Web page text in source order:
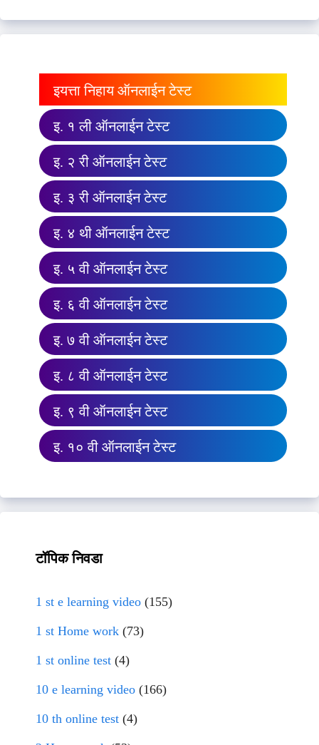
इयत्ता निहाय ऑनलाईन टेस्ट
इ. १ ली ऑनलाईन टेस्ट
इ. २ री ऑनलाईन टेस्ट
इ. ३ री ऑनलाईन टेस्ट
इ. ४ थी ऑनलाईन टेस्ट
इ. ५ वी ऑनलाईन टेस्ट
इ. ६ वी ऑनलाईन टेस्ट
इ. ७ वी ऑनलाईन टेस्ट
इ. ८ वी ऑनलाईन टेस्ट
इ. ९ वी ऑनलाईन टेस्ट
इ. १० वी ऑनलाईन टेस्ट
टॉपिक निवडा
1 st e learning video (155)
1 st Home work (73)
1 st online test (4)
10 e learning video (166)
10 th online test (4)